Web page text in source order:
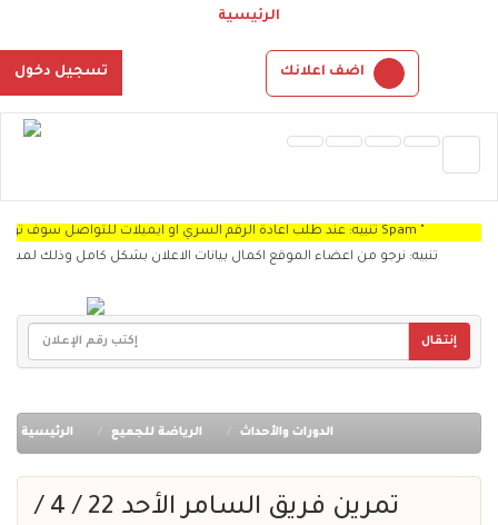
الرئيسية
تسجيل دخول اضف اعلانك
تنبيه: عند طلب اعادة الرقم السري او ايميلات للتواصل سوف توجد الرساله Spam "
تنبيه: نرجو من اعضاء الموقع اكمال بيانات الاعلان بشكل كامل وذلك لمشاهدة
إنتقال
الرئيسية الرياضة للجميع الدورات والأحداث
تمرين فريق السامر الأحد 22 / 4 /